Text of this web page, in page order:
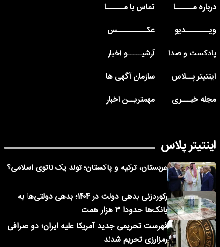
درباره مــــــا
تماس با مــــــا
ویــــــــدیو
عکــــــــــس
پادکست و صدا
آرشیـــــو اخبار
اینتیتر پــلاس
سازمان آگهی ها
مجله خبـــری
مهمتریــن اخبار
اینتیتر پلاس
عربستان، ترکیه و پاکستان؛ تولد یک ناتوی اسلامی؟
رکوردزنی بدهی دولت در ۱۴۰۴؛ بدهی دولتی‌ها به
بانک‌ها حدودا ۳ هزار همت
فهرست تحریمی جدید آمریکا علیه ایران؛ دو صرافی
رمزارزی تحریم شدند